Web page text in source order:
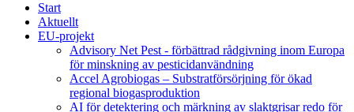
Start
Aktuellt
EU-projekt
Advisory Net Pest - förbättrad rådgivning inom Europa
för minskning av pesticidanvändning
Accel Agrobiogas – Substratförsörjning för ökad
regional biogasproduktion
AI för detektering och märkning av slaktgrisar redo för